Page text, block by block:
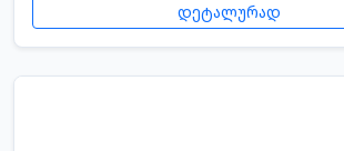
დეტალურად